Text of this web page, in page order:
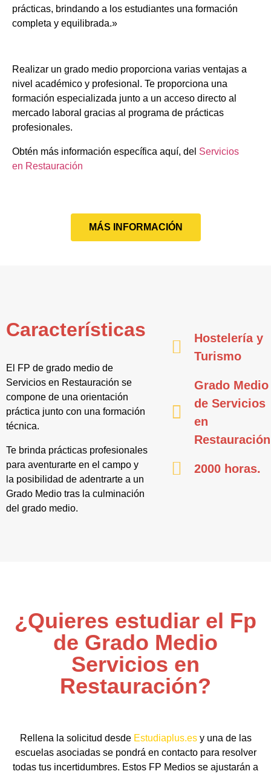
prácticas, brindando a los estudiantes una formación
completa y equilibrada.»
Realizar un grado medio proporciona varias ventajas a
nivel académico y profesional. Te proporciona una
formación especializada junto a un acceso directo al
mercado laboral gracias al programa de prácticas
profesionales.
Obtén más información específica aquí, del Servicios
en Restauración
MÁS INFORMACIÓN
Características
El FP de grado medio de
Servicios en Restauración se
compone de una orientación
práctica junto con una formación
técnica.
Te brinda prácticas profesionales
para aventurarte en el campo y
la posibilidad de adentrarte a un
Grado Medio tras la culminación
del grado medio.
Hostelería y
Turismo
Grado Medio
de Servicios
en
Restauración
2000 horas.
¿Quieres estudiar el Fp
de Grado Medio
Servicios en
Restauración?
Rellena la solicitud desde Estudiaplus.esy una de las
escuelas asociadas se pondrá en contacto para resolver
todas tus incertidumbres. Estos FP Medios se ajustarán a